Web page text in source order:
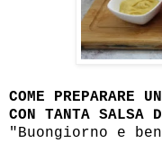
COME PREPARARE
CON TANTA SALSA
"Buongiorno e